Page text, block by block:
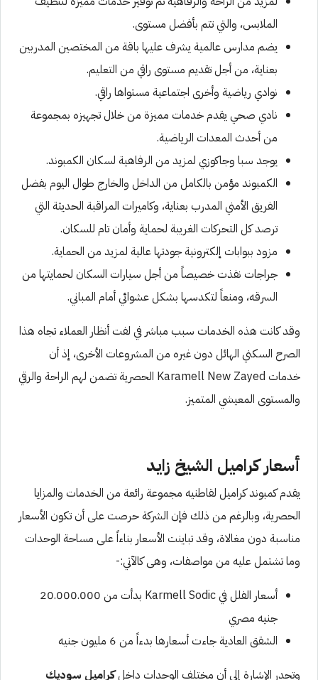
الملابس، والتي تتم بأفضل مستوى.
يضم مدارس عالمية يشرف عليها باقة من المختصين المدربين
بعناية، من أجل تقديم مستوى راقي من التعليم.
نوادي رياضية وأخرى اجتماعية مستواها راقي.
نادي صحي يقدم خدمات مميزة من خلال تجهيزه بمجموعة
من أحدث المعدات الرياضية.
يوجد سبا وجاكوزي لمزيد من الرفاهية لسكان الكمبوند.
الكمبوند مؤمن بالكامل من الداخل والخارج طوال اليوم بفضل
الفريق الأمني المدرب بعناية، وكاميرات المراقبة الحديثة التي
ترصد كل التحركات الغريبة لحماية وأمان تام للسكان.
مزود ببوابات إلكترونية جودتها عالية لمزيد من الحماية.
جراجات نفذت خصيصاً من أجل سيارات السكان لحمايتها من
السرقه، ومنعاً لتكدسها بشكل عشوائي أمام المباني.
وقد كانت هذه الخدمات سبب مباشر في لفت أنظار العملاء تجاه هذا
الصرح السكني الهائل دون غيره من المشروعات الأخرى، إذ أن
خدمات Karamell New Zayed الحصرية تضمن لهم الراحة والرقي
والمستوى المعيشي المتميز.
أسعار كراميل الشيخ زايد
يقدم كمبوند كراميل لقاطنيه مجموعة رائعة من الخدمات والمزايا
الحصرية، وبالرغم من ذلك فإن الشركة حرصت على أن تكون الأسعار
مناسبة دون مغالاة، وقد تباينت الأسعار بناءاً على مساحة الوحدات
وما تشتمل عليه من مواصفات، وهى كالآتي:-
أسعار الفلل في Karmell Sodic بدأت من 20.000.000
جنيه مصري
الشقق العادية جاءت أسعارها بدءاً من 6 مليون جنيه
وتجدر الإشارة إلى أن مختلف الوحدات داخلكراميل سوديك